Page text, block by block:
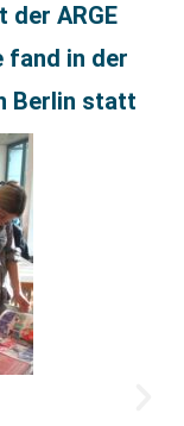
der ARGE
fand in der
Berlin statt